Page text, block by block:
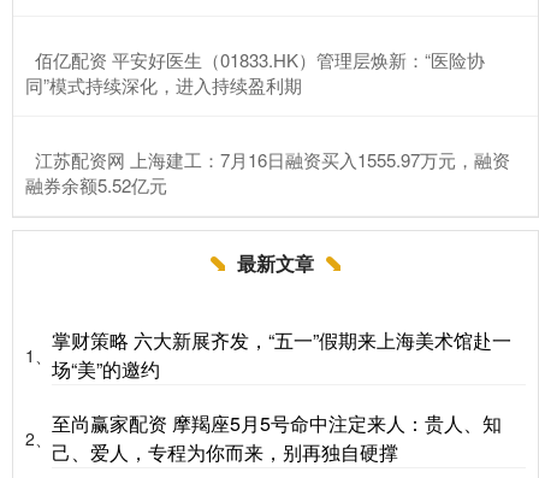
​佰亿配资 平安好医生（01833.HK）管理层焕新：“医险协
同”模式持续深化，进入持续盈利期
​江苏配资网 上海建工：7月16日融资买入1555.97万元，融资
融券余额5.52亿元
最新文章
1、
掌财策略 六大新展齐发，“五一”假期来上海美术馆赴一
场“美”的邀约
2、
至尚赢家配资 摩羯座5月5号命中注定来人：贵人、知
己、爱人，专程为你而来，别再独自硬撑